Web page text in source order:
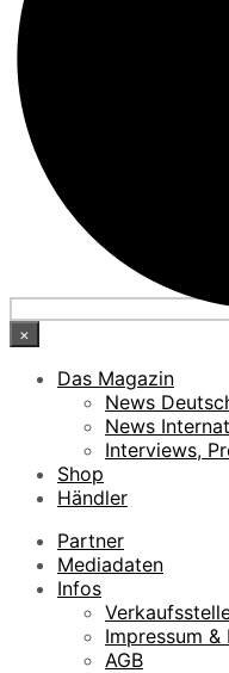
×
Das Magazin
News
News
Interviews,
Shop
Händler
Partner
Mediadaten
Infos
Impressum &
AGB